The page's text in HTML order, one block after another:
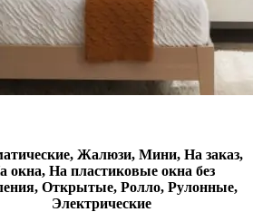
Жалюзи, Мини, На заказ,
окна, На пластиковые окна без
Открытые, Ролло, Рулонные,
Электрические